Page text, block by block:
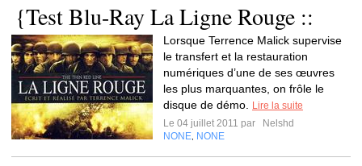
{Test Blu-Ray La Ligne Rouge ::
Lorsque Terrence Malick supervise
le transfert et la restauration
numériques d’une de ses œuvres
les plus marquantes, on frôle le
disque de démo.
Lire la suite
Le 04 juillet 2011 par
Nelshd
NONE NONE